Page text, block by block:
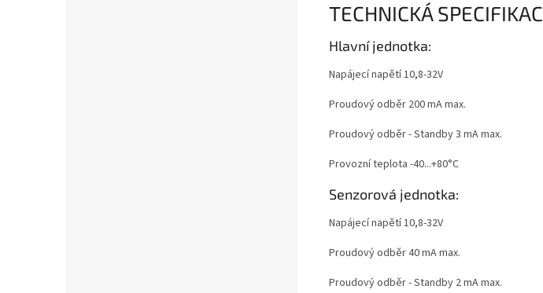
TECHNICKÁ
Hlavní jednotka:
Napájecí napětí 10,8-32V
Proudový odběr 200 mA max.
Proudový odběr - Standby 3 mA max.
Provozní teplota -40...+80°C
Senzorová jednotka:
Napájecí napětí 10,8-32V
Proudový odběr 40 mA max.
Proudový odběr - Standby 2 mA max.